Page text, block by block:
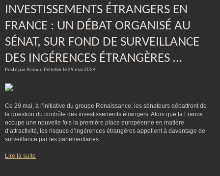
INVESTISSEMENTS ÉTRANGERS EN
FRANCE : UN DÉBAT ORGANISÉ AU
SÉNAT, SUR FOND DE SURVEILLANCE
DES INGÉRENCES ÉTRANGÈRES …
Posté par Arnaud Pelletier le 29 mai 2024
Ce 29 mai, à l’initiative du groupe Renaissance, les sénateurs débattront de
la question du contrôle des investissements étrangers. Alors que la France
occupe une nouvelle fois la première place européenne en matière
d’attractivité, les risques d’ingérences étrangères appellent à davantage de
surveillance par les parlementaires.
Lire la suite